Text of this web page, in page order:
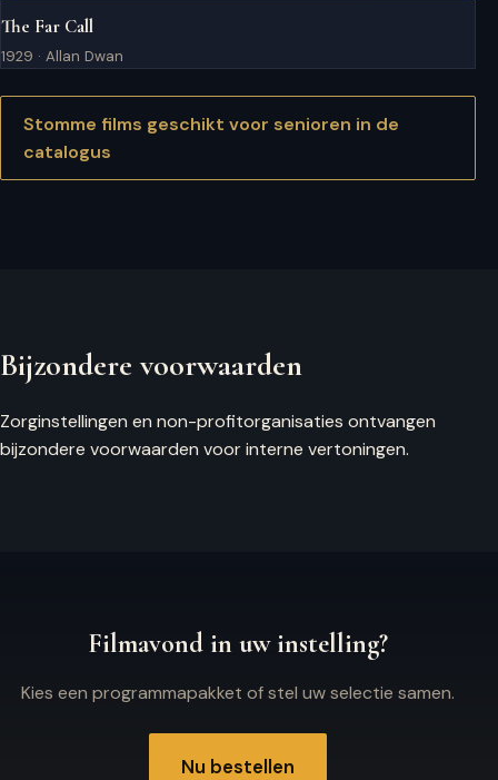
The Far Call
1929 · Allan Dwan
Stomme films geschikt voor senioren in de
catalogus
Bijzondere voorwaarden
Zorginstellingen en non-profitorganisaties ontvangen
bijzondere voorwaarden voor interne vertoningen.
Filmavond in uw instelling?
Kies een programmapakket of stel uw selectie samen.
Nu bestellen